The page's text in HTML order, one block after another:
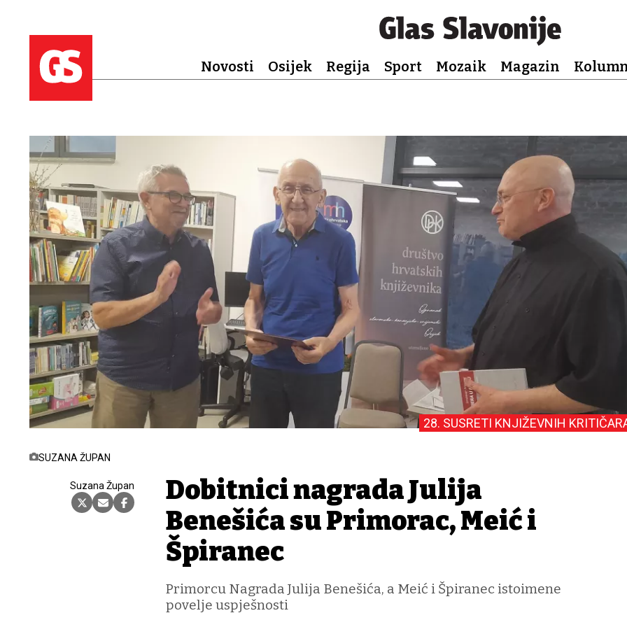
Novosti Osijek Regija Sport Mozaik Magazin
SUZANA ŽUPAN
Suzana Župan
28. SUSRETI KNJIŽEVNIH
Dobitnici nagrada Julija
Benešića su Primorac, Meić i
Špiranec
Primorcu Nagrada Julija Benešića, a Meić i Špiranec istoimene
povelje uspješnosti